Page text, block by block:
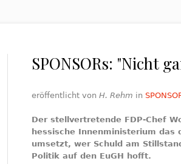
SPONSORs: "Nicht
eröffentlicht von H. Rehm in
Der stellvertretende FDP-Chef
hessische Innenministerium das
umsetzt, wer Schuld am
Politik auf den EuGH hofft.